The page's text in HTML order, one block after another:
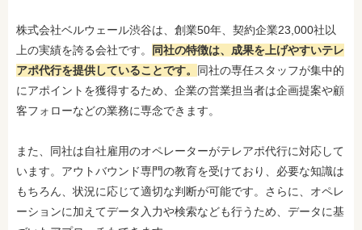
株式会社ベルウェール渋谷は、創業50年、契約企業23,000社以
上の実績を誇る会社です。
同社の特徴は、成果を上げやすいテレ
アポ代行を提供していることです。 同社の専任スタッフが集中的
にアポイントを獲得するため、企業の営業担当者は企画提案や顧
客フォローなどの業務に専念できます。
また、同社は自社雇用のオペレーターがテレアポ代行に対応して
います。アウトバウンド専門の教育を受けており、必要な知識は
もちろん、状況に応じて適切な判断が可能です。さらに、オペレ
ーションに加えてデータ入力や検索なども行うため、データに基